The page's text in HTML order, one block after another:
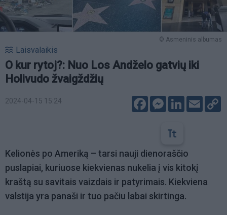
© Asmeninis albumas
Laisvalaikis
O kur rytoj?: Nuo Los Andželo gatvių iki
Holivudo žvaigždžių
2024-04-15 15:24 FacebookMessenger
LinkedIn
Email
Kelionės po Ameriką – tarsi nauji dienoraščio
puslapiai, kuriuose kiekvienas nukelia į vis kitokį
kraštą su savitais vaizdais ir patyrimais. Kiekviena
valstija yra panaši ir tuo pačiu labai skirtinga.